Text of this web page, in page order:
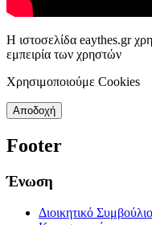
Η ιστοσελίδα eaythes.gr
εμπειρία των χρηστών
Χρησιμοποιούμε Cookies
Αποδοχή
Footer
Ένωση
Διοικητικό Συμβούλιο